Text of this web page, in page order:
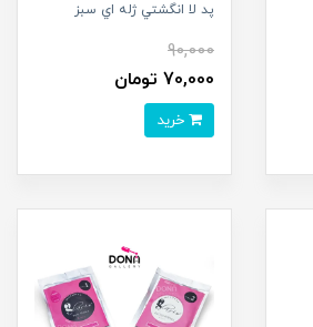
پد لا انگشتي ژله اي سبز
90,000
70,000 تومان